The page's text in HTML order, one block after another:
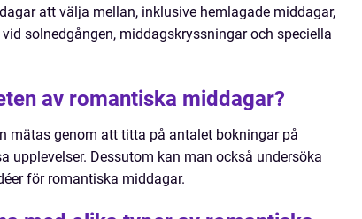
att välja mellan, inklusive hemlagade middagar,
solnedgången, middagskryssningar och speciella
av romantiska middagar?
mätas genom att titta på antalet bokningar på
upplevelser. Dessutom kan man också undersöka
för romantiska middagar.